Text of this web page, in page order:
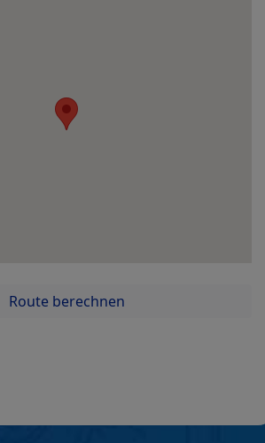
Route berechnen